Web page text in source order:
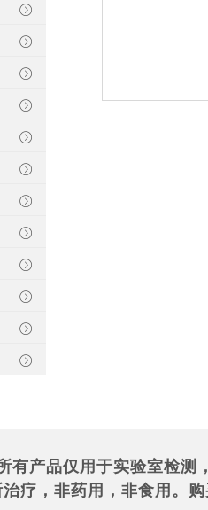
有产品仅用于实验室检测
治疗，非药用，非食用。